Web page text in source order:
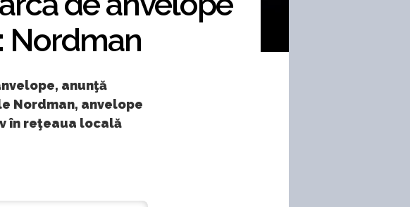
Nordman
anunţă
Nordman, anvelope
în reţeaua locală